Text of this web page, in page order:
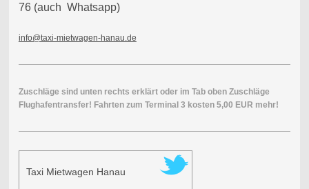
76 (auch Whatsapp)
info@taxi-mietwagen-hanau.de
Zuschläge sind unten rechts erklärt oder im Tab oben Zuschläge
Flughafentransfer! Fahrten zum Terminal 3 kosten 5,00 EUR mehr!
Taxi Mietwagen Hanau